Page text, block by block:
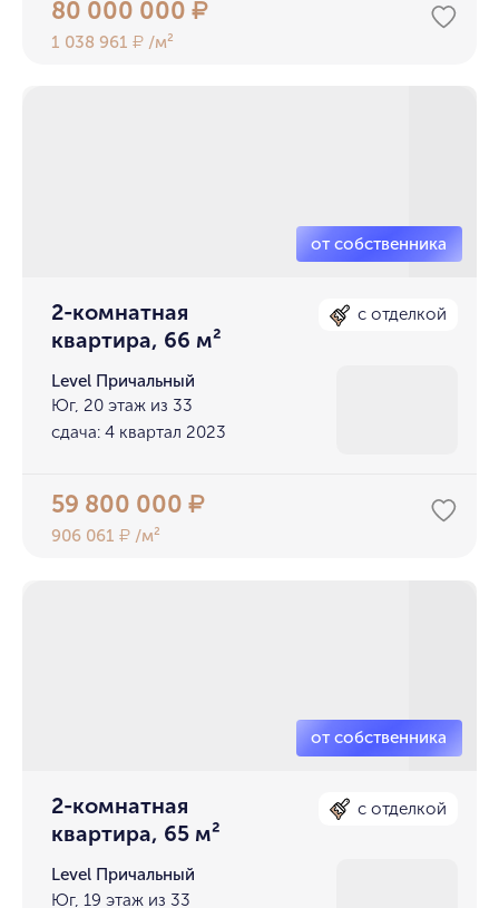
80 000 000₽
1 038 961₽ /м²
2-комнатная
квартира, 66 м²
с отделкой
Level Причальный
Юг, 20 этаж из 33
сдача: 4 квартал 2023
59 800 000₽
906 061₽ /м²
2-комнатная
квартира, 65 м²
с отделкой
Level Причальный
Юг, 19 этаж из 33